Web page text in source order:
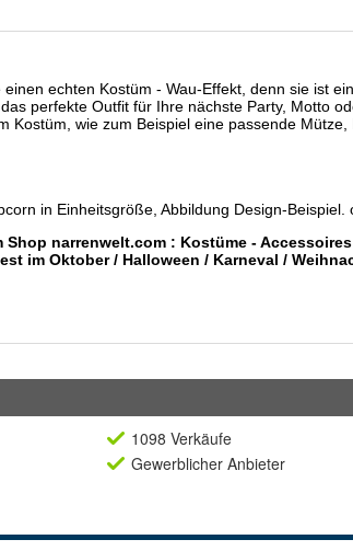
1098 Verkäufe
Gewerblicher Anbieter